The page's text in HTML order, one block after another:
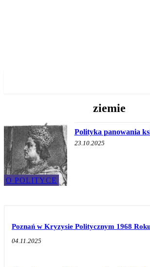
ziemie
O POLITYCE
Polityka panowania
23.10.2025
Poznań w Kryzysie Politycznym 1968
04.11.2025